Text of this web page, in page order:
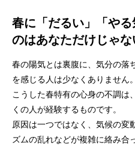
春に「だるい」「や
のはあなただけじゃな
春の陽気とは裏腹に、気分の落
を感じる人は少なくありません。
こうした春特有の心身の不調は
くの人が経験するものです。
原因は一つではなく、気候の変
ズムの乱れなどが複雑に絡み合